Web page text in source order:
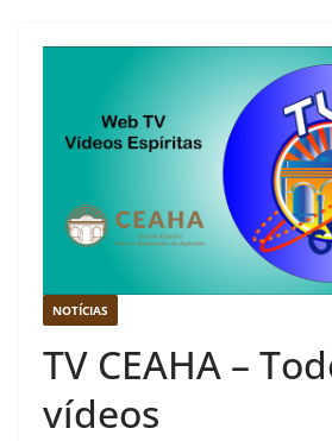
NOTÍCIAS
TV CEAHA –
vídeos